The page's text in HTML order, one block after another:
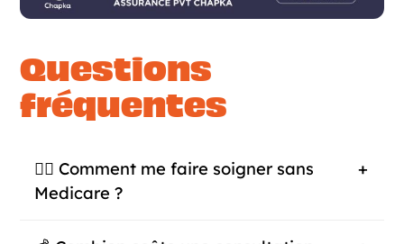
Questions
fréquentes
👩‍⚕️ Comment me faire soigner sans
Medicare ?